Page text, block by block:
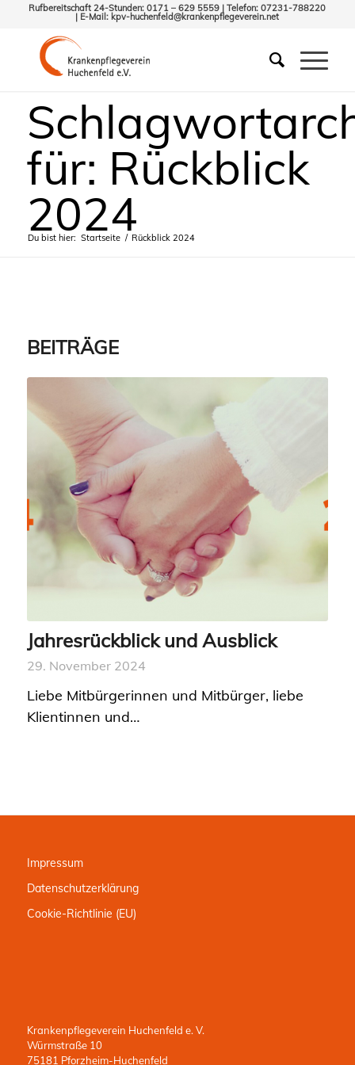
Rufbereitschaft 24-Stunden: 0171 – 629 5559 | Telefon: 07231-788220
| E-Mail: kpv-huchenfeld@krankenpflegeverein.net
für: Rückblick
2024
Du bist hier: Startseite / Rückblick 2024
BEITRÄGE
Jahresrückblick und Ausblick
29. November 2024
Liebe Mitbürgerinnen und Mitbürger, liebe
Klientinnen und…
Impressum
Datenschutzerklärung
Cookie-Richtlinie (EU)
Krankenpflegeverein Huchenfeld e. V.
Würmstraße 10
75181 Pforzheim-Huchenfeld